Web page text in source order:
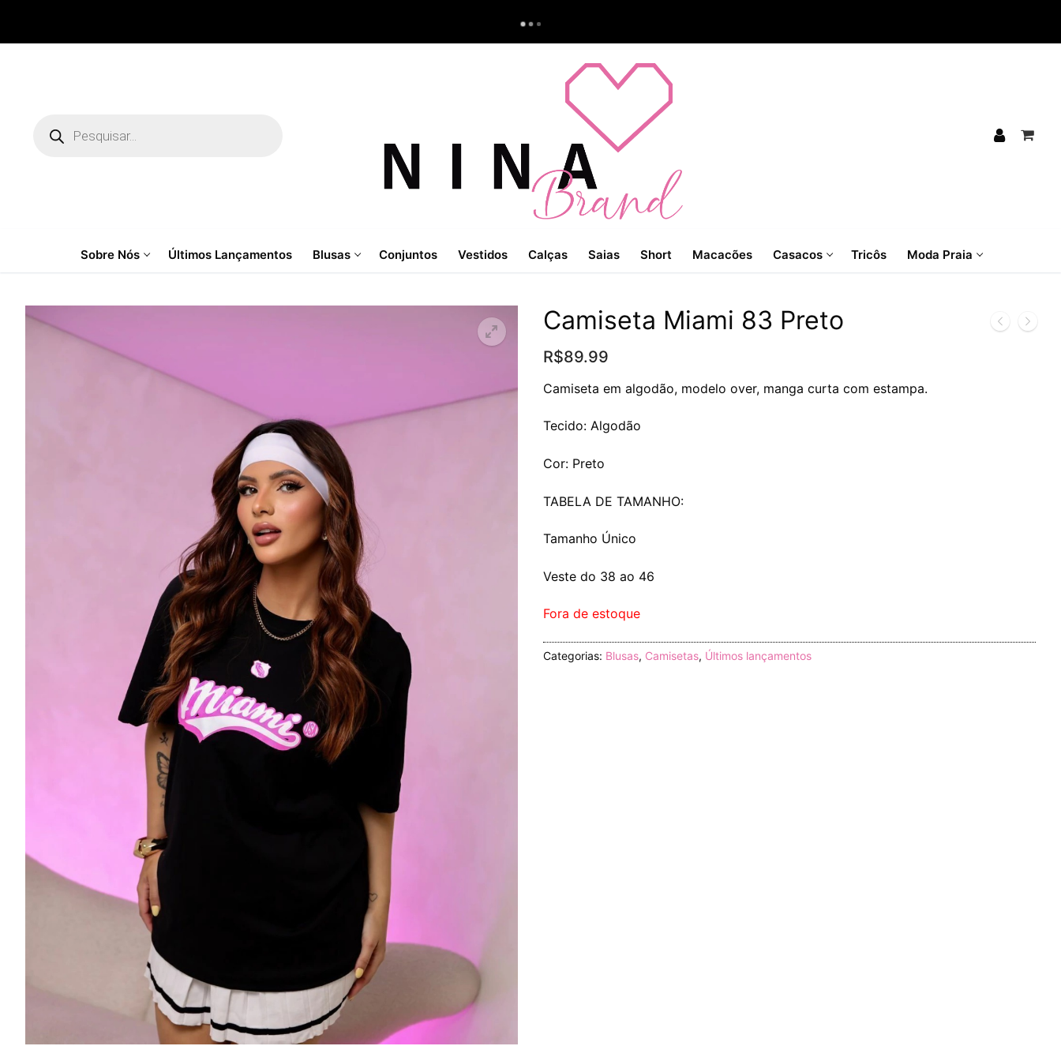
produtos
Sobre Nós Últimos Lançamentos Blusas Conjuntos Vestidos Calças Saias Short Macacões Casacos Tricôs Moda Praia
Camiseta Miami 83 Preto
R$89.99
Camiseta em algodão, modelo over, manga curta com estampa.
Tecido: Algodão
Cor: Preto
TABELA DE TAMANHO:
Tamanho Único
Veste do 38 ao 46
Fora de estoque
Categorias: Blusas, Camisetas, Últimos lançamentos